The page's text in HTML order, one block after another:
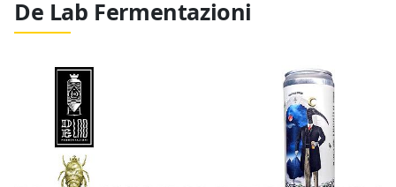
De Lab Fermentazioni